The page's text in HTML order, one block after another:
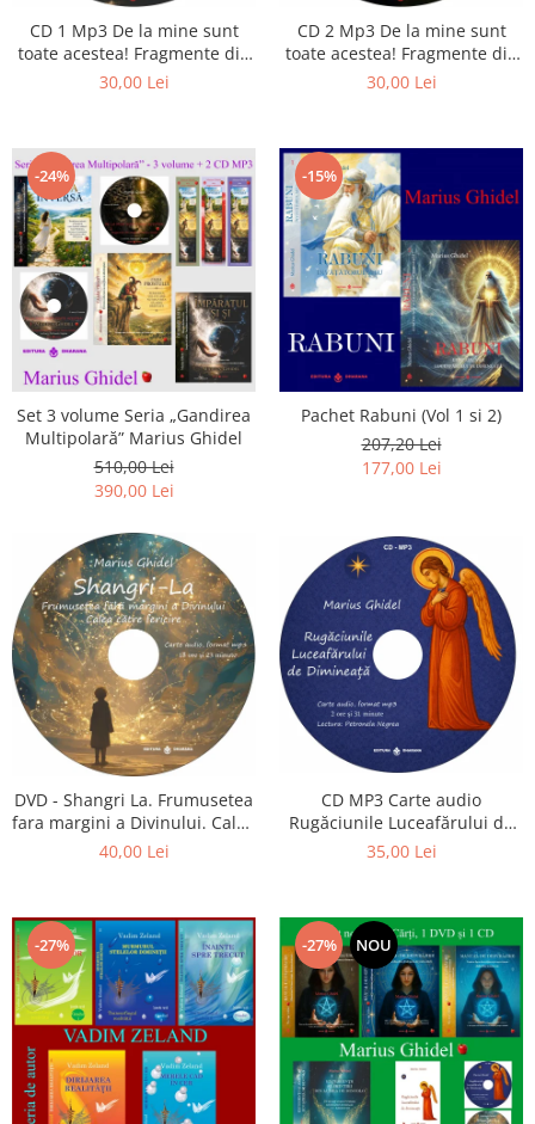
Literatura
Psihologie
Stiinta
CD 1 Mp3 De la mine sunt
toate acestea! Fragmente din
cărțile lui Marius Ghidel
30,00 Lei
CD 2 Mp3 De la mine sunt
toate acestea! Fragmente din
cărțile lui Marius Ghidel
30,00 Lei
-24%
Set 3 volume Seria „Gandirea
Multipolară” Marius Ghidel
510,00 Lei
390,00 Lei
-15%
Pachet Rabuni (Vol 1 si 2)
207,20 Lei
177,00 Lei
DVD - Shangri La. Frumusetea
fara margini a Divinului. Calea
catre fericire
40,00 Lei
CD MP3 Carte audio
Rugăciunile Luceafărului de
dimineață
35,00 Lei
-27% -27% NOU